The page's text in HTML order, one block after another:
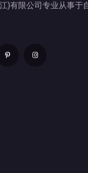
)有限公司专业从事于